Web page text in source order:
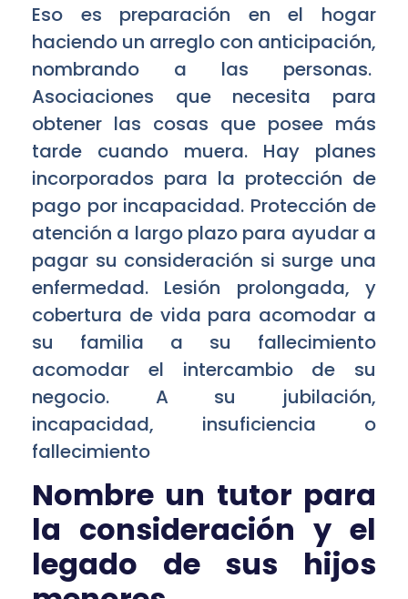
Eso es preparación en el hogar
haciendo un arreglo con anticipación,
nombrando a las personas.
Asociaciones que necesita para
obtener las cosas que posee más
tarde cuando muera. Hay planes
incorporados para la protección de
pago por incapacidad. Protección de
atención a largo plazo para ayudar a
pagar su consideración si surge una
enfermedad. Lesión prolongada, y
cobertura de vida para acomodar a
su familia a su fallecimiento
acomodar el intercambio de su
negocio. A su jubilación,
incapacidad, insuficiencia o
fallecimiento
Nombre un tutor para
la consideración y el
legado de sus hijos